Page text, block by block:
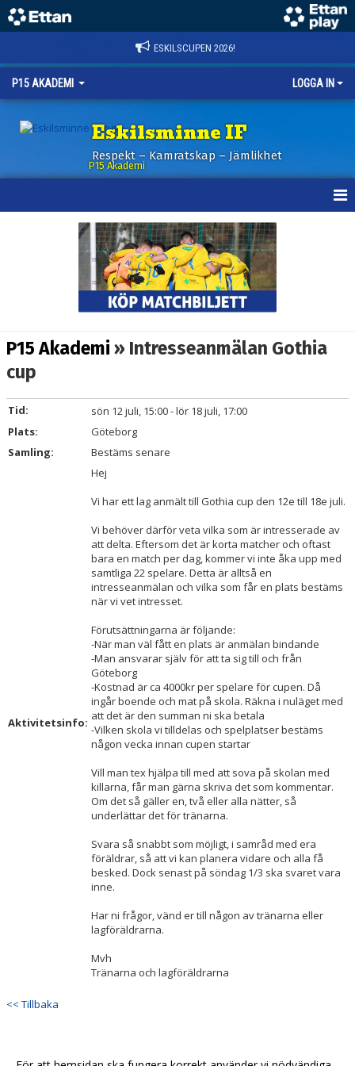
ESKILSCUPEN 2026!
P15 AKADEMI LOGGA IN
Eskilsminne IF
Respekt – Kamratskap – Jämlikhet
P15 Akademi
DOKUMENT
KONTAKT
P15 Akademi » Intresseanmälan Gothia
cup
Tid:
sön 12 juli, 15:00 - lör 18 juli, 17:00
Plats:
Göteborg
Samling:
Bestäms senare
Aktivitetsinfo:
Hej
Vi har ett lag anmält till Gothia cup den 12e till 18e juli.
Vi behöver därför veta vilka som är intresserade av
att delta. Eftersom det är korta matcher och oftast
bara en match per dag, kommer vi inte åka upp med
samtliga 22 spelare. Detta är alltså en
intresseanmälan och vilka som får en plats bestäms
när vi vet intresset.
Förutsättningarna är följande:
-När man väl fått en plats är anmälan bindande
-Man ansvarar själv för att ta sig till och från
Göteborg
-Kostnad är ca 4000kr per spelare för cupen. Då
ingår boende och mat på skola. Räkna i nuläget med
att det är den summan ni ska betala
-Vilken skola vi tilldelas och spelplatser bestäms
någon vecka innan cupen startar
Vill man tex hjälpa till med att sova på skolan med
killarna, får man gärna skriva det som kommentar.
Om det så gäller en, två eller alla nätter, så
underlättar det för tränarna.
Svara så snabbt som möjligt, i samråd med era
föräldrar, så att vi kan planera vidare och alla få
besked. Dock senast på söndag 1/3 ska svaret vara
inne.
Har ni frågor, vänd er till någon av tränarna eller
lagföräldrarna.
Mvh
Tränarna och lagföräldrarna
<< Tillbaka